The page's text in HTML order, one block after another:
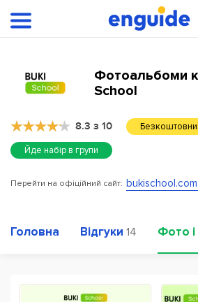
Фотоальбоми
School
8.3 з 10
Йде набір в групи
Перейти на офіційний сайт:
Головна Відгуки 14 Фото і